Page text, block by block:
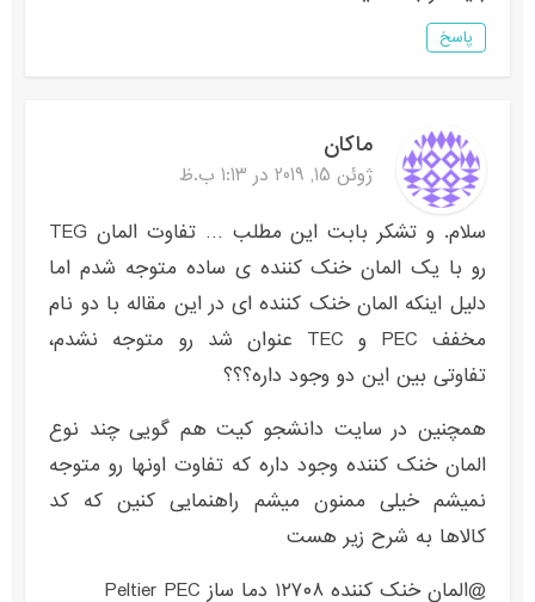
پاسخ
ماکان
ژوئن 15, 2019 در 1:13 ب.ظ
سلام. و تشکر بابت این مطلب … تفاوت المان TEG
رو با یک المان خنک کننده ی ساده متوجه شدم اما
دلیل اینکه المان خنک کننده ای در این مقاله با دو نام
مخفف PEC و TEC عنوان شد رو متوجه نشدم،
تفاوتی بین این دو وجود داره؟؟؟
همچنین در سایت دانشجو کیت هم گویی چند نوع
المان خنک کننده وجود داره که تفاوت اونها رو متوجه
نمیشم خیلی ممنون میشم راهنمایی کنین که کد
کالاها به شرح زیر هست
@المان خنک کننده ۱۲۷۰۸ دما ساز Peltier PEC